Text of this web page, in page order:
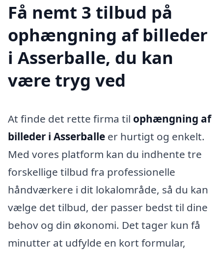
Få nemt 3 tilbud på
ophængning af billeder
i Asserballe, du kan
være tryg ved
At finde det rette firma til ophængning af
billeder i Asserballe er hurtigt og enkelt.
Med vores platform kan du indhente tre
forskellige tilbud fra professionelle
håndværkere i dit lokalområde, så du kan
vælge det tilbud, der passer bedst til dine
behov og din økonomi. Det tager kun få
minutter at udfylde en kort formular,